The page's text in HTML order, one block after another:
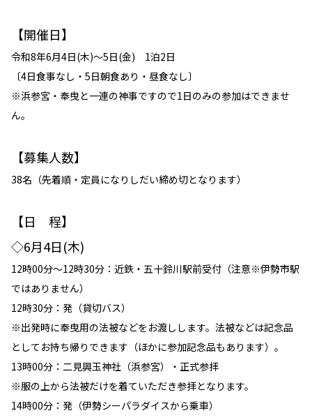
【開催日】
令和8年6月4日(木)～5日(金) 1泊2日
〔4日食事なし・5日朝食あり・昼食なし〕
※浜参宮・奉曳と一連の神事ですので1日のみの参加はできませ
ん。
【募集人数】
38名（先着順・定員になりしだい締め切となります）
【日 程】
◇6月4日(木)
12時00分～12時30分：近鉄・五十鈴川駅前受付（注意※伊勢市駅
ではありません）
12時30分：発（貸切バス）
※出発時に奉曳用の法被などをお渡しします。法被などは記念品
としてお持ち帰りできます（ほかに参加記念品もあります）。
13時00分：二見興玉神社（浜参宮）・正式参拝
※服の上から法被だけを着ていただき参拝となります。
14時00分：発（伊勢シーパラダイスから乗車）